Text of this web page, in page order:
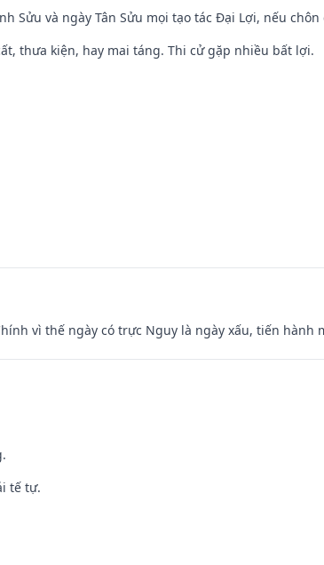
Sửu và ngày Tân Sửu mọi tạo tác Đại Lợi, nếu chôn
thưa kiện, hay mai táng. Thi cử gặp nhiều bất lợi.
vì thế ngày có trực Nguy là ngày xấu, tiến hành
tế tự.